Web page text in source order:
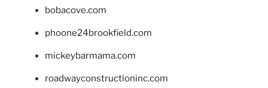
bobacove.com
phoone24brookfield.com
mickeybarmama.com
roadwayconstructioninc.com